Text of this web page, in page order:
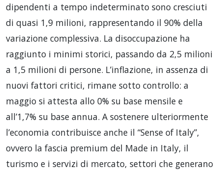
dipendenti a tempo indeterminato sono cresciuti
di quasi 1,9 milioni, rappresentando il 90% della
variazione complessiva. La disoccupazione ha
raggiunto i minimi storici, passando da 2,5 milioni
a 1,5 milioni di persone. L’inflazione, in assenza di
nuovi fattori critici, rimane sotto controllo: a
maggio si attesta allo 0% su base mensile e
all’1,7% su base annua. A sostenere ulteriormente
l’economia contribuisce anche il “Sense of Italy”,
ovvero la fascia premium del Made in Italy, il
turismo e i servizi di mercato, settori che generano